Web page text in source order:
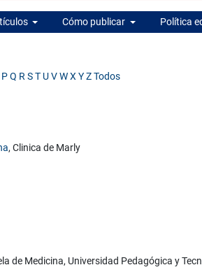
Cómo publicar Política
P Q R S T U V W X Y Z Todos
, Clinica de Marly
de Medicina, Universidad Pedagógica y